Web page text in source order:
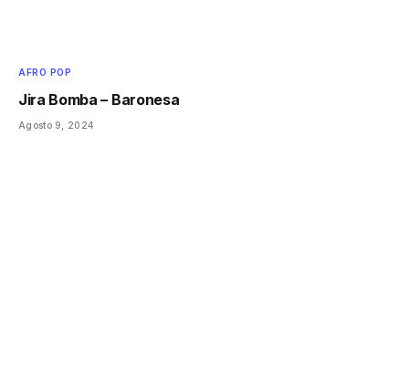
AFRO POP
Jira Bomba – Baronesa
Agosto 9, 2024